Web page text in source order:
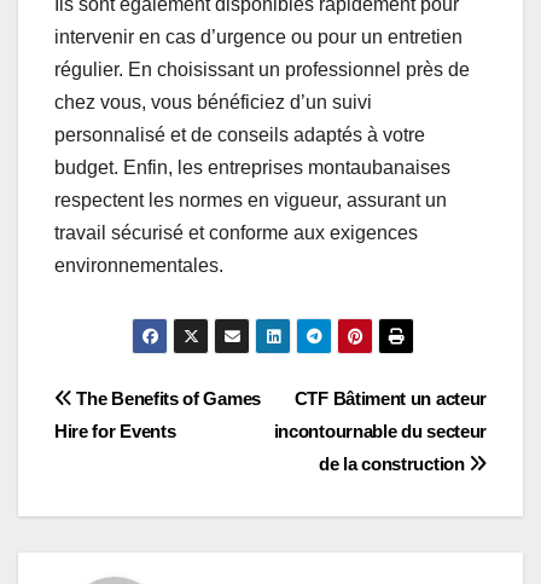
intervenir en cas d’urgence ou pour un entretien
régulier. En choisissant un professionnel près de
chez vous, vous bénéficiez d’un suivi
personnalisé et de conseils adaptés à votre
budget. Enfin, les entreprises montaubanaises
respectent les normes en vigueur, assurant un
travail sécurisé et conforme aux exigences
environnementales.
Post
CTF Bâtiment un acteur
incontournable du secteur
de la construction
The Benefits of Games
Hire for Events